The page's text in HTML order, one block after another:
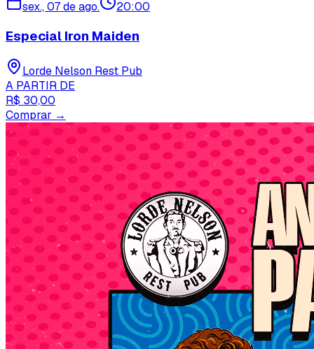
sex., 07 de ago. 20:00
Especial Iron Maiden
Lorde Nelson Rest Pub
A PARTIR DE
R$ 30,00
Comprar →